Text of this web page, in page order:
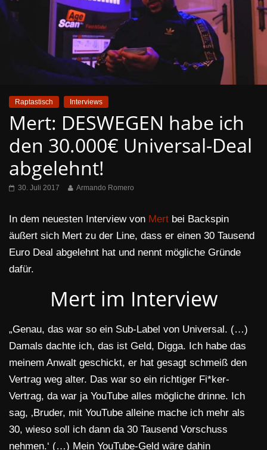
Raptastisch Interviews
Mert: DESWEGEN habe ich
den 30.000€ Universal-Deal
abgelehnt!
30. Juli 2017 Armando Romero
In dem neuesten Interview von Mert bei Backspin
äußert sich Mert zu der Line, dass er einen 30 Tausend
Euro Deal abgelehnt hat und nennt mögliche Gründe
dafür.
Mert im Interview
„Genau, das war so ein Sub-Label von Universal. (…)
Damals dachte ich, das ist Geld, Digga. Ich habe das
meinem Anwalt geschickt, er hat gesagt schmeiß den
Vertrag weg alter. Das war so ein richtiger Fi*ker-
Vertrag, da war ja YouTube alles mögliche drinne. Ich
sag, ‚Bruder, mit YouTube alleine mache ich mehr als
30, wieso soll ich dann da 30 Tausend Vorschuss
nehmen.‘ (…) Mein YouTube-Geld wäre dahin